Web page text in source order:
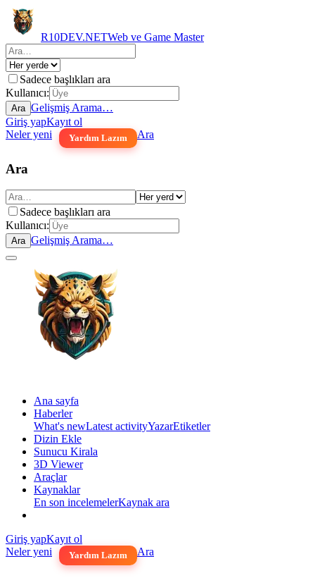
R10DEV.NETWeb ve Game Master
Sadece başlıkları ara
Kullanıcı:
Ara Gelişmiş Arama…
Giriş yapKayıt ol
Neler yeni
Yardım Lazım Ara
Ara
Sadece başlıkları ara
Kullanıcı:
Ara Gelişmiş Arama…
Ana sayfa
Haberler
What's newLatest activityYazarEtiketler
Dizin Ekle
Sunucu Kirala
3D Viewer
Araçlar
Kaynaklar
En son incelemelerKaynak ara
Giriş yapKayıt ol
Neler yeni
Yardım Lazım Ara